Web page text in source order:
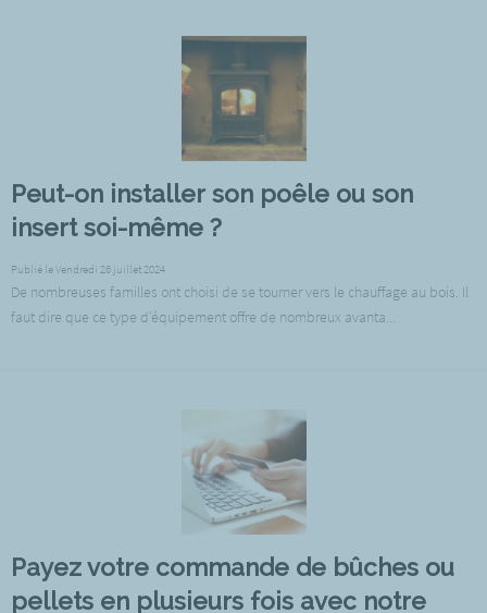
Peut-on installer son poêle ou son
insert soi-même ?
Publié le Vendredi 26 juillet 2024
De nombreuses familles ont choisi de se tourner vers le chauffage au bois. Il
faut dire que ce type d’équipement offre de nombreux avanta...
Payez votre commande de bûches ou
pellets en plusieurs fois avec notre